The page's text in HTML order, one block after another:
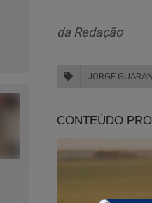
da Redação
JORGE